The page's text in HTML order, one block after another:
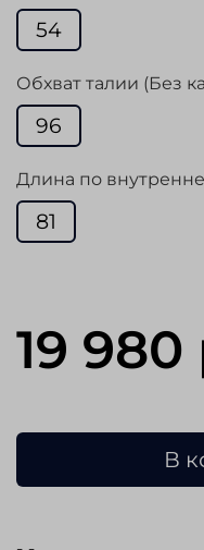
54
Обхват талии (Без
96
Длина по
81
19 980
В